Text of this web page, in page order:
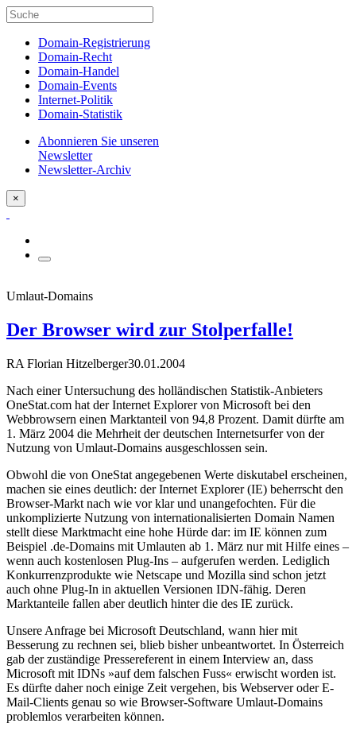
Domain-Registrierung
Domain-Recht
Domain-Handel
Domain-Events
Internet-Politik
Domain-Statistik
Abonnieren Sie unseren
Newsletter
Newsletter-Archiv
×
Umlaut-Domains
Der Browser wird zur Stolperfalle!
RA Florian Hitzelberger30.01.2004
Nach einer Untersuchung des holländischen Statistik-Anbieters
OneStat.com hat der Internet Explorer von Microsoft bei den
Webbrowsern einen Marktanteil von 94,8 Prozent. Damit dürfte am
1. März 2004 die Mehrheit der deutschen Internetsurfer von der
Nutzung von Umlaut-Domains ausgeschlossen sein.
Obwohl die von OneStat angegebenen Werte diskutabel erscheinen,
machen sie eines deutlich: der Internet Explorer (IE) beherrscht den
Browser-Markt nach wie vor klar und unangefochten. Für die
unkomplizierte Nutzung von internationalisierten Domain Namen
stellt diese Marktmacht eine hohe Hürde dar: im IE können zum
Beispiel .de-Domains mit Umlauten ab 1. März nur mit Hilfe eines –
wenn auch kostenlosen Plug-Ins – aufgerufen werden. Lediglich
Konkurrenzprodukte wie Netscape und Mozilla sind schon jetzt
auch ohne Plug-In in aktuellen Versionen IDN-fähig. Deren
Marktanteile fallen aber deutlich hinter die des IE zurück.
Unsere Anfrage bei Microsoft Deutschland, wann hier mit
Besserung zu rechnen sei, blieb bisher unbeantwortet. In Österreich
gab der zuständige Pressereferent in einem Interview an, dass
Microsoft mit IDNs »auf dem falschen Fuss« erwischt worden ist.
Es dürfte daher noch einige Zeit vergehen, bis Webserver oder E-
Mail-Clients genau so wie Browser-Software Umlaut-Domains
problemlos verarbeiten können.